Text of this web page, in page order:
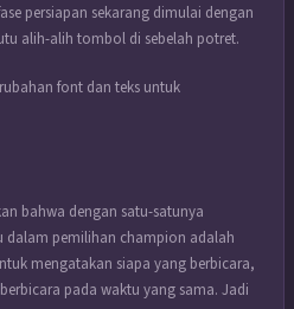
persiapan sekarang dimulai dengan
alih-alih tombol di sebelah potret.
font dan teks untuk
bahwa dengan satu-satunya
dalam pemilihan champion adalah
mengatakan siapa yang berbicara,
pada waktu yang sama. Jadi